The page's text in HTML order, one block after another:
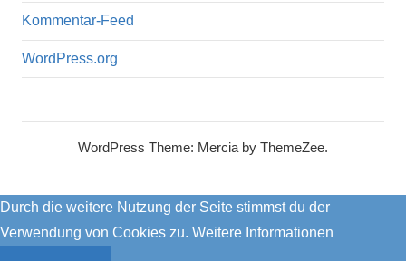
Kommentar-Feed
WordPress.org
WordPress Theme: Mercia by ThemeZee.
Durch die weitere Nutzung der Seite stimmst du der
Verwendung von Cookies zu. Weitere Informationen